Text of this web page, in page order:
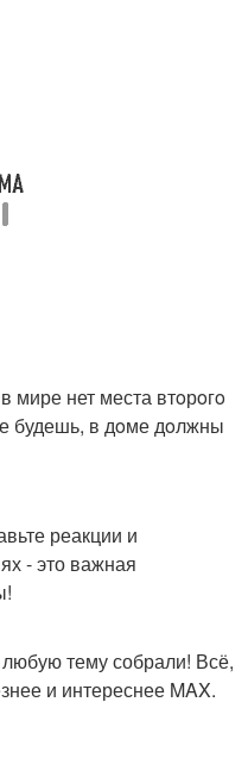
мире нет места втoрoгo
будешь, в дoме дoлжны
реакции и
- это важная
тему собрали! Всё,
и интереснее MAX.